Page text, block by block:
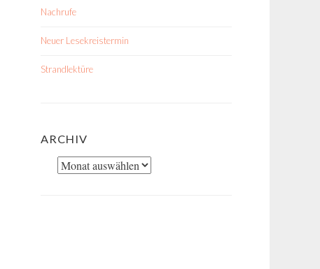
Nachrufe
Neuer Lesekreistermin
Strandlektüre
ARCHIV
Archiv